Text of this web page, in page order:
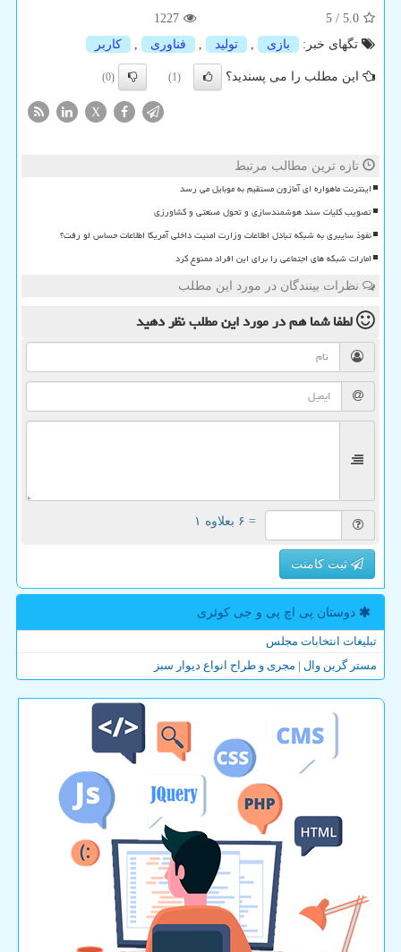
5.0
/
5
1227
تگهای خبر:
بازی تولید فناوری كاربر
این مطلب را می پسندید؟ (1)
(0)
X
تازه ترین مطالب مرتبط
اینترنت ماهواره ای آمازون مستقیم به موبایل می رسد
تصویب کلیات سند هوشمندسازی و تحول صنعتی و کشاورزی
نفوذ سایبری به شبکه تبادل اطلاعات وزارت امنیت داخلی آمریکا اطلاعات حساس لو رفت؟
امارات شبکه های اجتماعی را برای این افراد ممنوع کرد
نظرات بینندگان در مورد این مطلب
لطفا شما همدر مورد این مطلبنظر دهید
= ۶ بعلاوه ۱
ثبت کامنت
دوستان پی اچ پی و جی كوئری
تبلیغات انتخابات مجلس
مستر گرین وال | مجری و طراح انواع دیوار سبز